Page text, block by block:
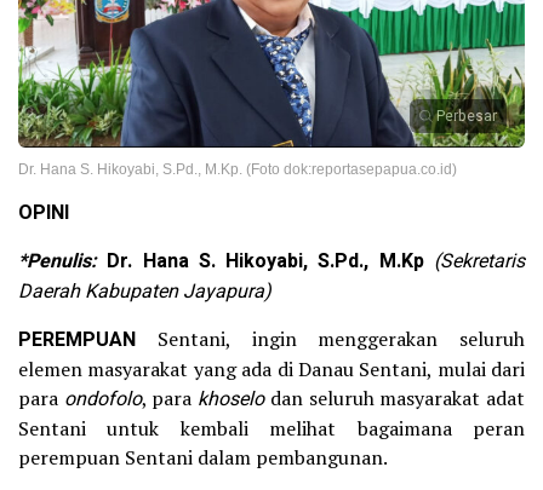
Perbesar
Dr. Hana S. Hikoyabi, S.Pd., M.Kp. (Foto dok:reportasepapua.co.id)
OPINI
*Penulis: Dr. Hana S. Hikoyabi, S.Pd., M.Kp (Sekretaris
Daerah Kabupaten Jayapura)
PEREMPUAN Sentani, ingin menggerakan seluruh
elemen masyarakat yang ada di Danau Sentani, mulai dari
para ondofolo, para khoselodan seluruh masyarakat adat
Sentani untuk kembali melihat bagaimana peran
perempuan Sentani dalam pembangunan.